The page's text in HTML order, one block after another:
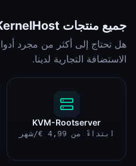
جميع منتجات KernelHost
هل تحتاج إلى أكثر من مجرد
الاستضافة التجارية لدينا.
KVM-Rootserver
ابتداءً من 4,99 €/شهر